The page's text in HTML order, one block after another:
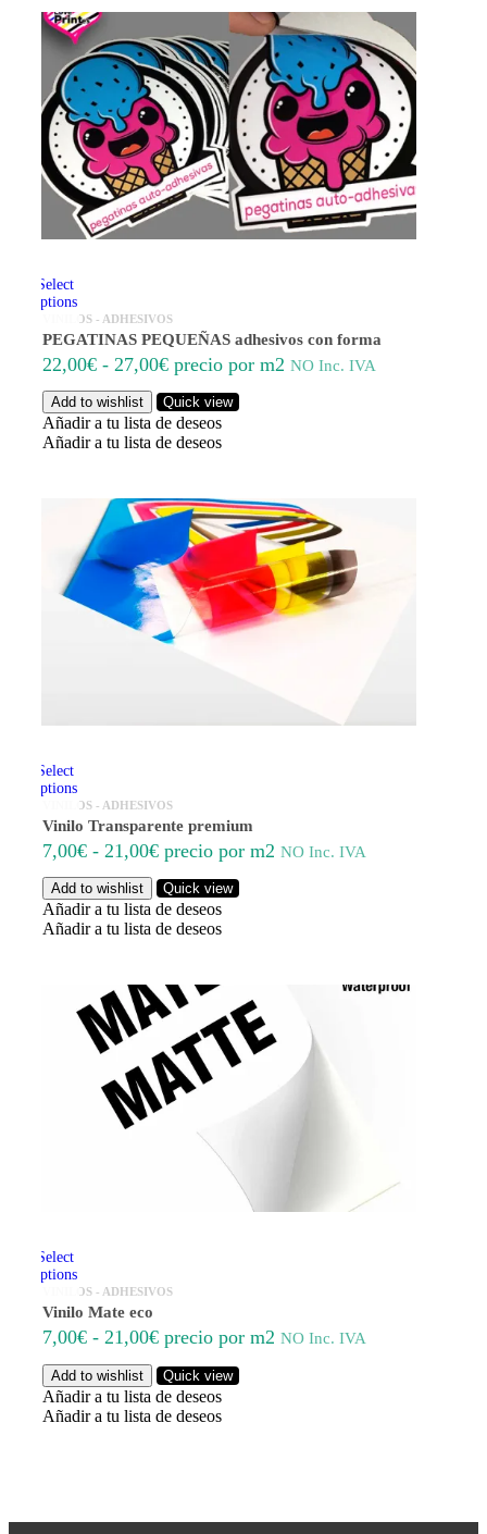
17,00€
Select
options
VINILOS - ADHESIVOS
PEGATINAS PEQUEÑAS adhesivos con forma
22,00€ - 27,00€Rango
precios:
desde
22,00€
27,00€
precio por m2 NO Inc. IVA
Add to wishlist Quick view
Añadir a tu lista de deseos
Añadir a tu lista de deseos
Select
options
VINILOS - ADHESIVOS
Vinilo Transparente premium
7,00€ - 21,00€Rango
precios:
desde
7,00€
21,00€
precio por m2 NO Inc. IVA
Add to wishlist Quick view
Añadir a tu lista de deseos
Añadir a tu lista de deseos
Select
options
VINILOS - ADHESIVOS
Vinilo Mate eco
7,00€ - 21,00€Rango
precios:
desde
7,00€
precio por m2 NO Inc. IVA
Add to wishlist Quick view
Añadir a tu lista de deseos
Añadir a tu lista de deseos